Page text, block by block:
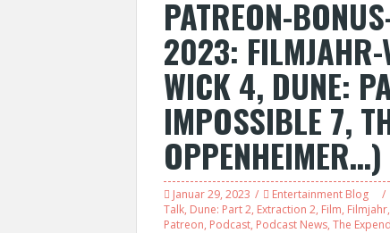
PATREON-
2023:
WICK 4, DUNE:
IMPOSSIBLE 7,
OPPENHEIMER…)
Januar 29, 2023 Entertainment Blog
Talk, Dune: Part 2, Extraction 2, Film, Filmjahr,
Patreon, Podcast, Podcast News, The